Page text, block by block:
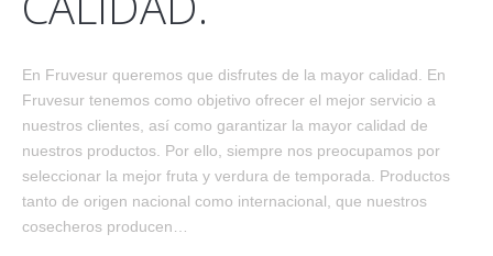
En Fruvesur queremos que disfrutes de la mayor calidad. En
Fruvesur tenemos como objetivo ofrecer el mejor servicio a
nuestros clientes, así como garantizar la mayor calidad de
nuestros productos. Por ello, siempre nos preocupamos por
seleccionar la mejor fruta y verdura de temporada. Productos
tanto de origen nacional como internacional, que nuestros
cosecheros producen…